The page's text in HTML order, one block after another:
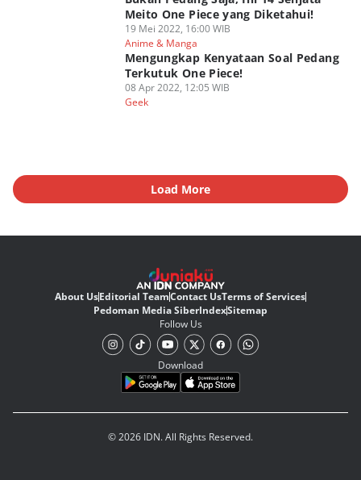
Meito One Piece yang Diketahui!
19 Mei 2022, 16:00 WIB
Anime & Manga
Mengungkap Kenyataan Soal Pedang
Terkutuk One Piece!
08 Apr 2022, 12:05 WIB
Geek
Load More
About UsEditorial TeamContact UsTerms of Services
Pedoman Media SiberIndexSitemap
Follow Us
Download
© 2026 IDN. All Rights Reserved.